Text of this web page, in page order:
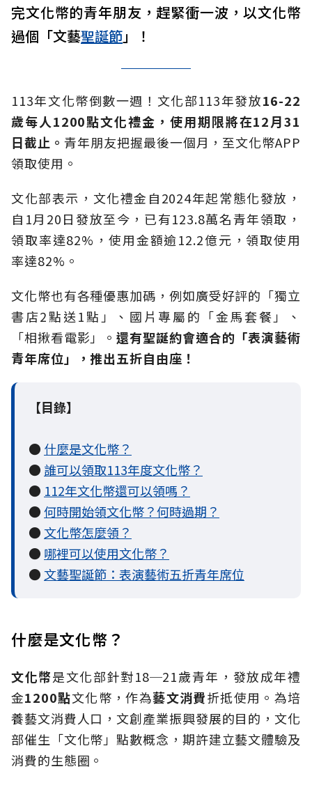
完文化幣的青年朋友，趕緊衝一波，以文化幣
過個「文藝聖誕節」！
113年文化幣倒數一週！文化部113年發放16-22
歲每人1200點文化禮金，使用期限將在12月31
日截止。 青年朋友把握最後一個月，至文化幣APP
領取使用。
文化部表示，文化禮金自2024年起常態化發放，
自1月20日發放至今，已有123.8萬名青年領取，
領取率達82%，使用金額逾12.2億元，領取使用
率達82%。
文化幣也有各種優惠加碼，例如廣受好評的「獨立
書店2點送1點」、國片專屬的「金馬套餐」、
「相揪看電影」。還有聖誕約會適合的「表演藝術
青年席位」，推出五折自由座！
【目錄】
● 什麼是文化幣？
● 誰可以領取113年度文化幣？
● 112年文化幣還可以領嗎？
●何時開始領文化幣？何時過期？
● 文化幣怎麼領？
● 哪裡可以使用文化幣？
● 文藝聖誕節：表演藝術五折青年席位
什麼是文化幣？
文化幣是文化部針對18─21歲青年，發放成年禮
金1200點文化幣，作為藝文消費折抵使用。為培
養藝文消費人口，文創產業振興發展的目的，文化
部催生「文化幣」點數概念，期許建立藝文體驗及
消費的生態圈。